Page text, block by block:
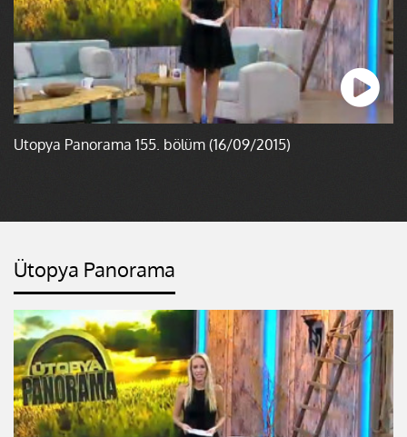
Ütopya Panorama 155. bölüm (16/09/2015)
Ütopya Panorama